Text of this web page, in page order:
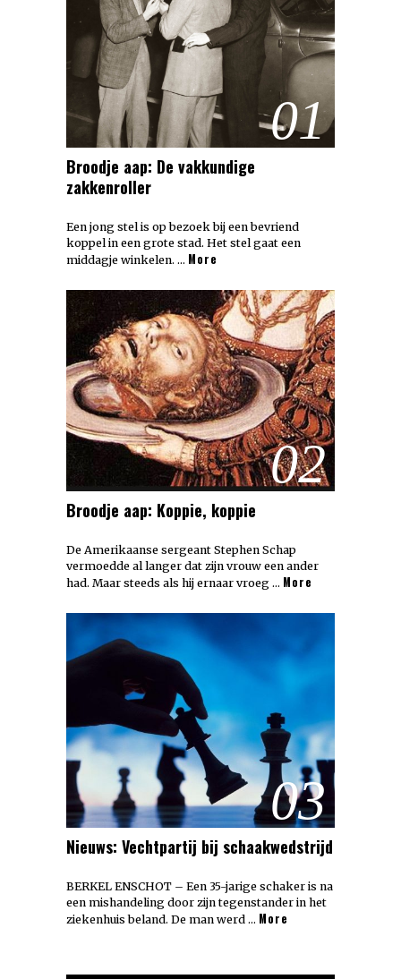
01
Broodje aap: De vakkundige
zakkenroller
Een jong stel is op bezoek bij een bevriend
koppel in een grote stad. Het stel gaat een
middagje winkelen. … More
02
Broodje aap: Koppie, koppie
De Amerikaanse sergeant Stephen Schap
vermoedde al langer dat zijn vrouw een ander
had. Maar steeds als hij ernaar vroeg … More
03
Nieuws: Vechtpartij bij schaakwedstrijd
BERKEL ENSCHOT – Een 35-jarige schaker is na
een mishandeling door zijn tegenstander in het
ziekenhuis beland. De man werd … More